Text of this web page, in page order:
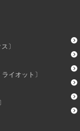
〕
イオット〕